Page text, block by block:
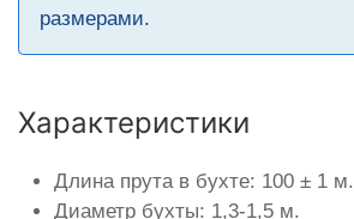
размерами.
Характеристики
Длина прута в бухте: 100 ± 1 м.
Диаметр бухты: 1,3-1,5 м.